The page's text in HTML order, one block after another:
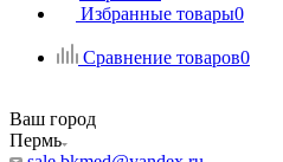
Избранные товары0
Сравнение товаров0
Ваш город
Пермь